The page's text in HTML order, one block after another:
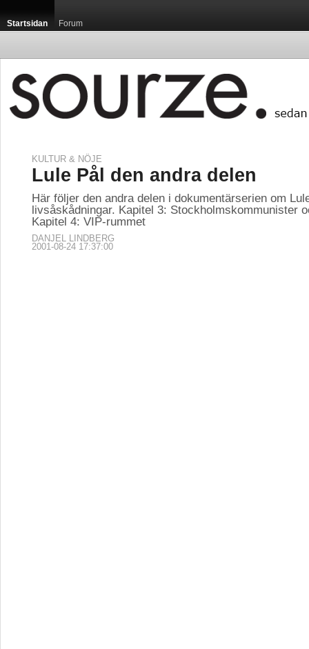
Startsidan Forum
KULTUR & NÖJE
Lule Pål den andra delen
Här följer den andra delen i dokumentärserien om
livsåskådningar. Kapitel 3: Stockholmskommunister
Kapitel 4: VIP-rummet
DANJEL LINDBERG
2001-08-24 17:37:00